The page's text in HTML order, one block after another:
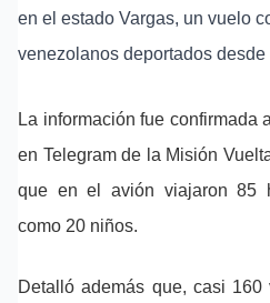
en el estado Vargas, un vuelo
venezolanos deportados
La información fue confirmada
en Telegram de la Misión
que en el avión viajaron 85
como 20 niños.
Detalló además que, casi